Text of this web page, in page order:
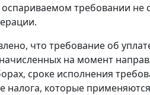
требовании не
что требование об
на момент
сроке исполнения
налога, которые